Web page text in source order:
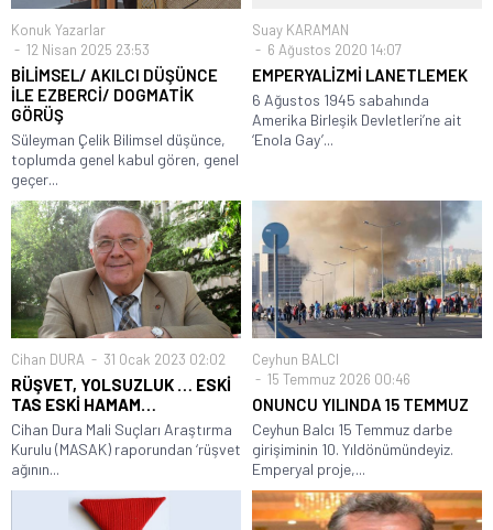
Konuk Yazarlar
12 Nisan 2025 23:53
BİLİMSEL/ AKILCI DÜŞÜNCE
İLE EZBERCİ/ DOGMATİK
GÖRÜŞ
Süleyman Çelik Bilimsel düşünce,
toplumda genel kabul gören, genel
geçer...
Suay KARAMAN
6 Ağustos 2020 14:07
EMPERYALİZMİ LANETLEMEK
6 Ağustos 1945 sabahında
Amerika Birleşik Devletleri’ne ait
‘Enola Gay’...
Cihan DURA 31 Ocak 2023 02:02
RÜŞVET, YOLSUZLUK … ESKİ
TAS ESKİ HAMAM…
Cihan Dura Mali Suçları Araştırma
Kurulu (MASAK) raporundan ‘rüşvet
ağının...
Ceyhun BALCI
15 Temmuz 2026 00:46
ONUNCU YILINDA 15 TEMMUZ
Ceyhun Balcı 15 Temmuz darbe
girişiminin 10. Yıldönümündeyiz.
Emperyal proje,...